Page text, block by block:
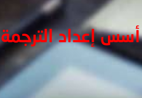
أسس إعداد الترجمة